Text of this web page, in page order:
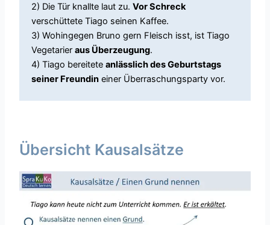
2) Die Tür knallte laut zu.Vor Schreck
verschüttete Tiago seinen Kaffee.
3) Wohingegen Bruno gern Fleisch isst, ist Tiago
Vegetarieraus Überzeugung.
4) Tiago bereiteteanlässlich des Geburtstags
seiner Freundin einer Überraschungsparty vor.
Übersicht Kausalsätze